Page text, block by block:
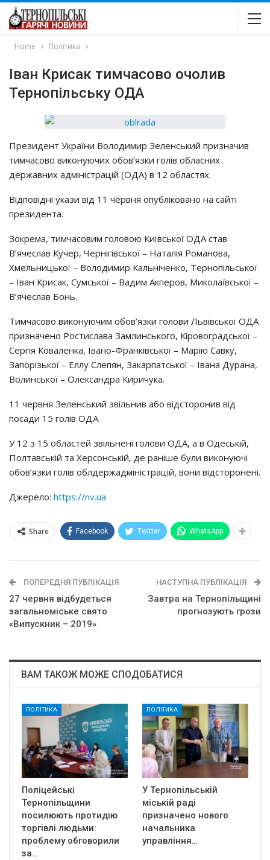
Home Політика
Іван Крисак тимчасово очолив
Тернопільську ОДА
Президент України Володимир Зеленський призначив
тимчасово виконуючих обов’язки голів обласних
державних адміністрацій (ОДА) в 12 областях.
Відповідні укази від 11 червня опубліковано на сайті
президента.
Зокрема, тимчасовим головою Київської ОДА став
В’ячеслав Кучер, Чернігівської – Наталія Романова,
Хмельницької – Володимир Кальніченко, Тернопільської
– Іван Крисак, Сумської – Вадим Акперов, Миколаївської –
В’ячеслав Бонь.
Тимчасово виконуючим обов’язки голови Львівської ОДА
призначено Ростислава Замлинського, Кіровоградської –
Сергія Коваленка, Івано-Франківської – Марію Савку,
Запорізької – Еллу Слепян, Закарпатської – Івана Дурана,
Волинської – Олександра Киричука.
11 червня Зеленський звільнив або відсторонив від
посади 15 голів ОДА.
У 12 з 15 областей звільнені голови ОДА, а в Одеській,
Полтавській та Херсонській, де раніше були виконуючі
обов’язки голів облдержадміністрацій, вони відсторонені.
Джерело: https://nv.ua
Share Facebook Twitter WhatsApp
ПОПЕРЕДНЯ ПУБЛІКАЦІЯ
27 червня відбудеться
загальноміське свято
«Випускник – 2019»
НАСТУПНА ПУБЛІКАЦІЯ
Завтра на Тернопільщині
прогнозують грози
ВАМ ТАКОЖ МОЖЕ СПОДОБАТИСЯ
ПОЛІТИКА
Поліцейські
Тернопільщини
посилюють протидію
торгівлі людьми:
проблему обговорили
за…
ПОЛІТИКА
У Тернопільській
міській раді
призначено нового
начальника
управління…